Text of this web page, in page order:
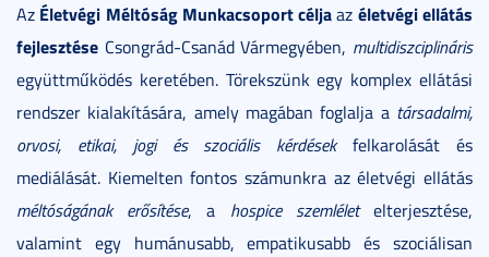
Az Életvégi Méltóság Munkacsoport céljaaz életvégi ellátás
fejlesztése Csongrád-Csanád Vármegyében, multidiszciplináris
együttműködés keretében. Törekszünk egy komplex ellátási
rendszer kialakítására, amely magában foglalja a társadalmi,
orvosi, etikai, jogi és szociális kérdésekfelkarolását és
mediálását. Kiemelten fontos számunkra az életvégi ellátás
méltóságának erősítése, a hospice szemléletelterjesztése,
valamint egy humánusabb, empatikusabb és szociálisan